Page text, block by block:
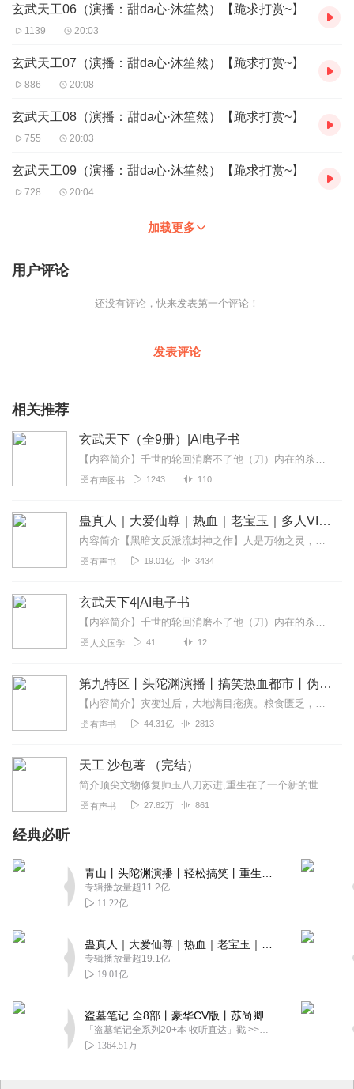
玄武天工06（演播：甜da心·沐笙然）【跪求打赏~】
1139 20:03
玄武天工07（演播：甜da心·沐笙然）【跪求打赏~】
886 20:08
玄武天工08（演播：甜da心·沐笙然）【跪求打赏~】
755 20:03
玄武天工09（演播：甜da心·沐笙然）【跪求打赏~】
728 20:04
加载更多
用户评论
还没有评论，快来发表第一个评论！
发表评论
相关推荐
玄武天下（全9册）|AI电子书
【内容简介】千世的轮回消磨不了他（刀）内在的杀气。万年的魔咒尘封不住他（剑）体内的战意。他们的出世使平静的乐士烽烟四起！他们的重逢将武界引入神魔之境！四帝的传说...
有声图书 1243 110
蛊真人｜大爱仙尊｜热血｜老宝玉｜多人VIP免费有声剧
内容简介【黑暗文反派流封神之作】人是万物之灵，蛊是天地真精。一个穿越者不断重生的故事。一个养蛊、炼蛊、用蛊的奇特世界。配音组（男角色）老宝玉旁白...
有声书 19.01亿 3434
玄武天下4|AI电子书
【内容简介】千世的轮回消磨不了他（刀）内在的杀气。万年的魔咒尘封不住他（剑）体内的战意。他们的出世使平静的乐士烽烟四起！他们的重逢将武界引入神魔之境！四帝的传说...
人文国学 41 12
第九特区丨头陀渊演播丨搞笑热血都市丨伪戒丨VIP免费多人有声剧
【内容简介】灾变过后，大地满目疮痍。粮食匮乏，资源紧俏，局势混乱……一位从待规划区杀出来的青年，背对着漫天黄沙，孤身来到九区谋生，却不曾想偶然结识三五好友，一念...
有声书 44.31亿 2813
天工 沙包著 （完结）
简介顶尖文物修复师玉八刀苏进,重生在了一个新的世界。文物破损,修复技术流失……
有声书 27.82万 861
经典必听
专辑播放量超11.2亿
11.22亿
专辑播放量超19.1亿
19.01亿
「盗墓笔记全系列20+本 收听直达」戳 >>改编自南派三叔同名作品，腾讯音乐娱乐集团出品，冠声文化制作，...
1364.51万